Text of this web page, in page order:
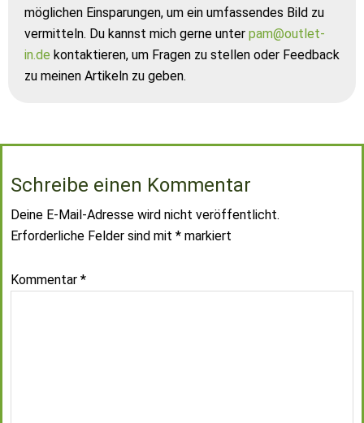
möglichen Einsparungen, um ein umfassendes Bild zu
vermitteln. Du kannst mich gerne unter pam@outlet-
in.de kontaktieren, um Fragen zu stellen oder Feedback
zu meinen Artikeln zu geben.
Schreibe einen Kommentar
Deine E-Mail-Adresse wird nicht veröffentlicht.
Erforderliche Felder sind mit * markiert
Kommentar *